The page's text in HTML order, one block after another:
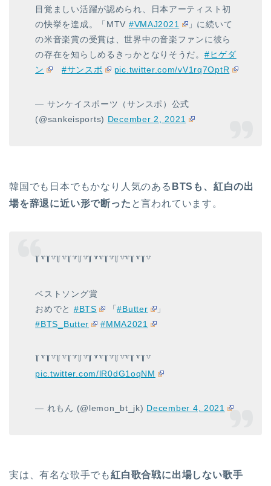
目覚ましい活躍が認められ、日本アーティスト初
の快挙を達成。「MTV #VMAJ2021
」に続いて
の米音楽賞の受賞は、世界中の音楽ファンに彼ら
の存在を知らしめるきっかとなりそうだ。 #ヒゲダ
ン
#サンスポ pic.twitter.com/vV1rq7OptR
— サンケイスポーツ（サンスポ）公式
(@sankeisports) December 2, 2021
韓国でも日本でもかなり人気のある BTSも、紅白の出
場を辞退に近い形で断った と言われています。
꒦꒷꒦꒷꒦꒷꒦꒷꒦꒷꒦꒷꒷꒦꒷꒦꒷꒷꒦꒷꒦꒷
ベストソング賞
おめでと #BTS 「#Butter
」
#BTS_Butter
#MMA2021
꒦꒷꒦꒷꒦꒷꒦꒷꒦꒷꒦꒷꒷꒦꒷꒦꒷꒷꒦꒷꒦꒷
pic.twitter.com/lR0dG1oqNM
— れもん (@lemon_bt_jk) December 4, 2021
実は、有名な歌手でも紅白歌合戦に出場しない歌手